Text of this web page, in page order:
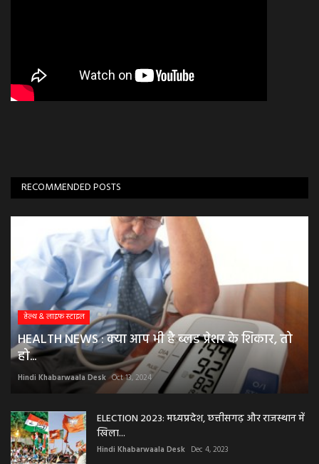
RECOMMENDED POSTS
हेल्थ & लाइफ स्टाइल
HEALTH NEWS : क्या आप भी है ब्लड प्रेशर के शिकार, तो
हो...
Hindi Khabarwaala Desk Oct 13, 2024
ELECTION 2023: मध्यप्रदेश, छत्तीसगढ़ और राजस्थान में
खिला...
Hindi Khabarwaala Desk Dec 4, 2023